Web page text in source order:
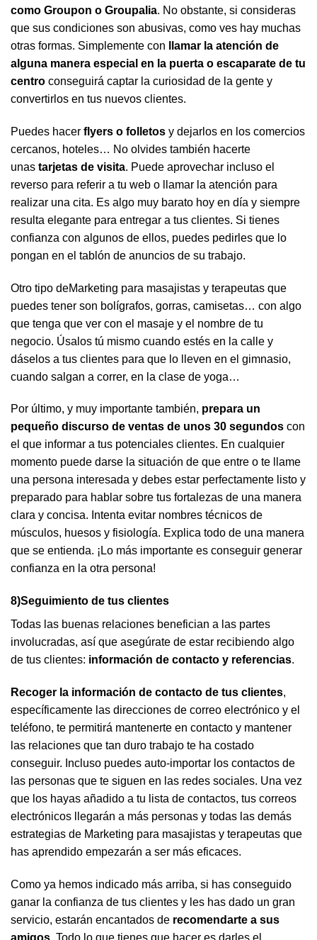
como Groupon o Groupalia. No obstante, si consideras
que sus condiciones son abusivas, como ves hay muchas
otras formas. Simplemente con
llamar la atención de
alguna manera especial en la puerta o escaparate de tu
centro conseguirá captar la curiosidad de la gente y
convertirlos en tus nuevos clientes.
Puedes hacer flyers o folletos y dejarlos en los comercios
cercanos, hoteles… No olvides también hacerte
unas tarjetas de visita. Puede aprovechar incluso el
reverso para referir a tu web o llamar la atención para
realizar una cita. Es algo muy barato hoy en día y siempre
resulta elegante para entregar a tus clientes. Si tienes
confianza con algunos de ellos, puedes pedirles que lo
pongan en el tablón de anuncios de su trabajo.
Otro tipo deMarketing para masajistas y terapeutas que
puedes tener son bolígrafos, gorras, camisetas… con algo
que tenga que ver con el masaje y el nombre de tu
negocio. Úsalos tú mismo cuando estés en la calle y
dáselos a tus clientes para que lo lleven en el gimnasio,
cuando salgan a correr, en la clase de yoga…
Por último, y muy importante también, prepara un
pequeño discurso de ventas de unos 30 segundos con
el que informar a tus potenciales clientes. En cualquier
momento puede darse la situación de que entre o te llame
una persona interesada y debes estar perfectamente listo y
preparado para hablar sobre tus fortalezas de una manera
clara y concisa. Intenta evitar nombres técnicos de
músculos, huesos y fisiología. Explica todo de una manera
que se entienda. ¡Lo más importante es conseguir generar
confianza en la otra persona!
8)Seguimiento de tus clientes
Todas las buenas relaciones benefician a las partes
involucradas, así que asegúrate de estar recibiendo algo
de tus clientes: información de contacto y referencias.
Recoger la información de contacto de tus clientes,
específicamente las direcciones de correo electrónico y el
teléfono, te permitirá mantenerte en contacto y mantener
las relaciones que tan duro trabajo te ha costado
conseguir. Incluso puedes auto-importar los contactos de
las personas que te siguen en las redes sociales. Una vez
que los hayas añadido a tu lista de contactos, tus correos
electrónicos llegarán a más personas y todas las demás
estrategias de Marketing para masajistas y terapeutas que
has aprendido empezarán a ser más eficaces.
Como ya hemos indicado más arriba, si has conseguido
ganar la confianza de tus clientes y les has dado un gran
servicio, estarán encantados de recomendarte a sus
amigos . Todo lo que tienes que hacer es darles el